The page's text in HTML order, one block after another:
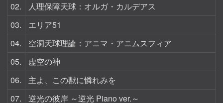
02.
人理保障天球：オルガ・カルデアス
03.
エリア51
04.
空洞天球理論：アニマ・アニムスフィア
05.
虚空の神
06.
主よ、この獣に憐れみを
07.
逆光の彼岸 ～逆光 Piano ver.～